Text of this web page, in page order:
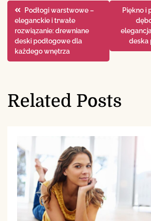
Nawigacja
wpisu
Podłogi warstwowe –
eleganckie i trwałe
rozwiązanie: drewniane
deski podłogowe dla
każdego wnętrza
Piękno i
deska
Related Posts